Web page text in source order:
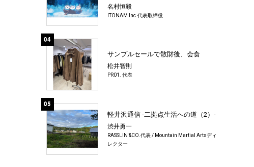
名村恒毅
ITONAM Inc.代表取締役
04
サンプルセールで散財後、会食
松井智則
PR01. 代表
05
軽井沢通信 -二拠点生活への道（2）-
渋井勇一
RASSLIN'&CO.代表 / Mountain Martial Artsディ
レクター